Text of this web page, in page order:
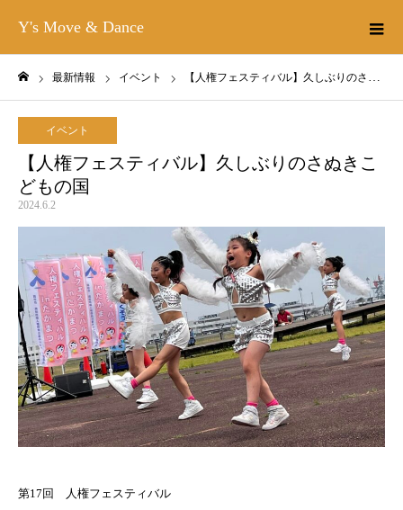
Y's Move & Dance
最新情報 イベント 【人権フェスティバル】久しぶりのさぬきこどもの国
イベント
【人権フェスティバル】久しぶりのさぬきこ
どもの国
2024.6.2
第17回 人権フェスティバル